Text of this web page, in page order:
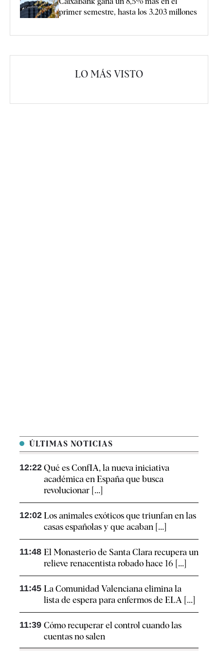
primer semestre, hasta los 3.203 millones
LO MÁS VISTO
ÚLTIMAS NOTICIAS
12:22 Qué es ConfIA, la nueva iniciativa
académica en España que busca
revolucionar [...]
12:02 Los animales exóticos que triunfan en las
casas españolas y que acaban [...]
11:48 El Monasterio de Santa Clara recupera un
relieve renacentista robado hace 16 [...]
11:45 La Comunidad Valenciana elimina la
lista de espera para enfermos de ELA [...]
11:39 Cómo recuperar el control cuando las
cuentas no salen